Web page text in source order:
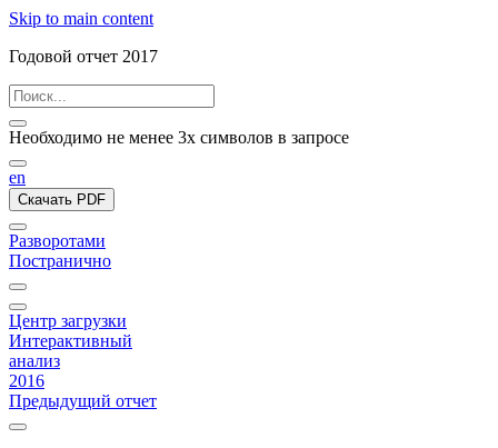
Skip to main content
Годовой отчет 2017
Необходимо не менее 3х символов в запросе
en
Скачать PDF
Разворотами
Постранично
Центр загрузки
Интерактивный
анализ
2016
Предыдущий отчет